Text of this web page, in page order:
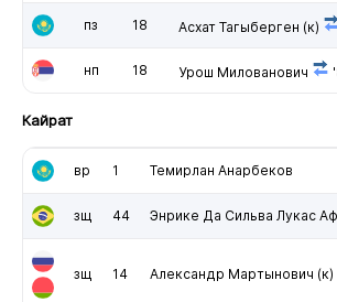
пз 18 Асхат Тагыберген (к)
нп 18 Урош Милованович
Кайрат
вр 1 Темирлан Анарбеков
зщ 44 Энрике Да Сильва Лукас
зщ 14 Александр Мартынович (к)